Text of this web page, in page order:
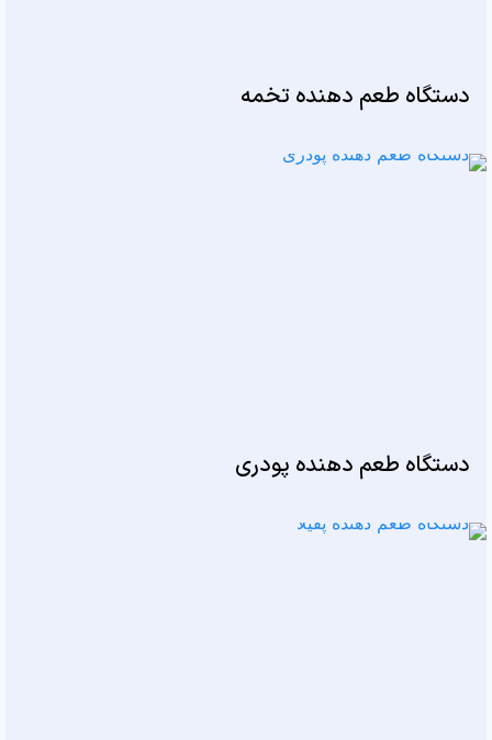
دستگاه طعم دهنده تخمه
دستگاه طعم دهنده پودری